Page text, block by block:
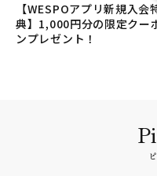
【WESPOアプリ新規入会
典】1,000円分の限定クー
ンプレゼント！